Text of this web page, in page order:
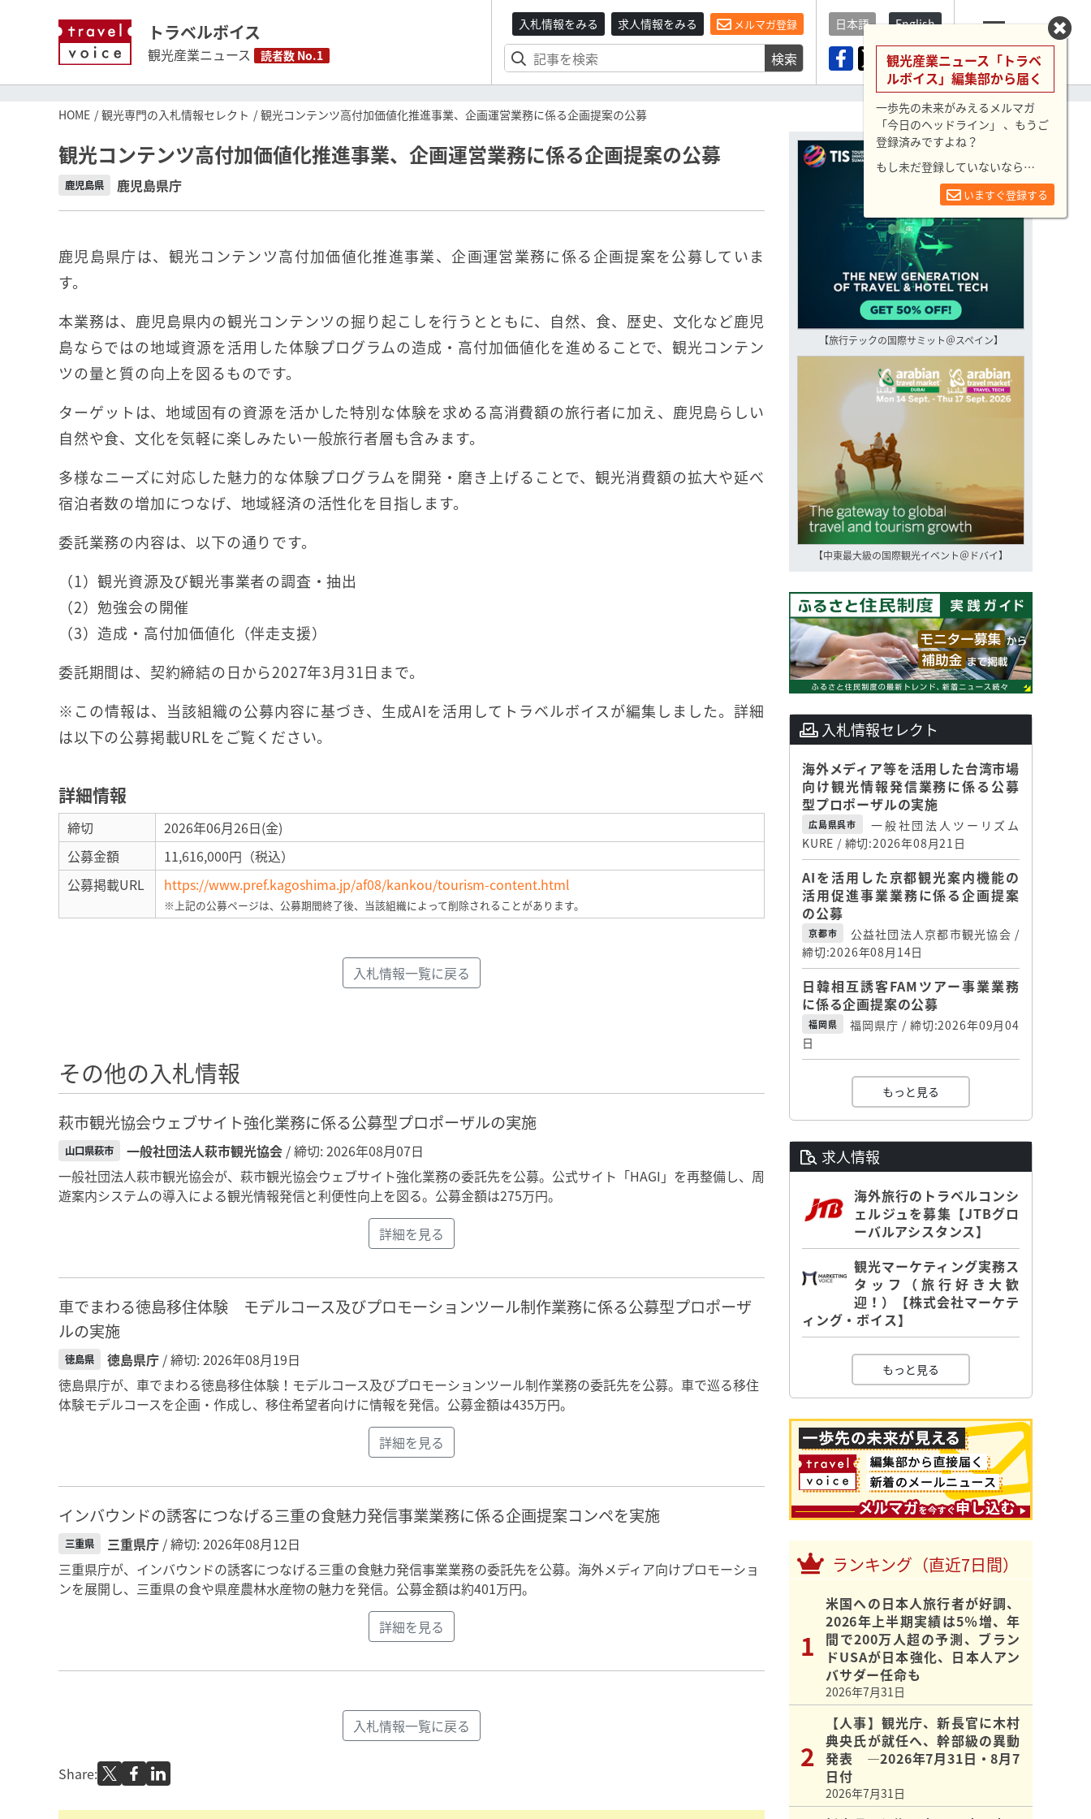
トラベルボイス
観光産業ニュース 読者数 No.1
入札情報をみる 求人情報をみる メルマガ登録
検索
日本語 English
メニュー
HOME 観光専門の入札情報セレクト 観光コンテンツ高付加価値化推進事業、企画運営業務に係る企画提案の公募
観光コンテンツ高付加価値化推進事業、企画運営業務に係る企画提案の公募
鹿児島県 鹿児島県庁
鹿児島県庁は、観光コンテンツ高付加価値化推進事業、企画運営業務に係る企画提案を公募していま
す。
本業務は、鹿児島県内の観光コンテンツの掘り起こしを行うとともに、自然、食、歴史、文化など鹿児
島ならではの地域資源を活用した体験プログラムの造成・高付加価値化を進めることで、観光コンテン
ツの量と質の向上を図るものです。
ターゲットは、地域固有の資源を活かした特別な体験を求める高消費額の旅行者に加え、鹿児島らしい
自然や食、文化を気軽に楽しみたい一般旅行者層も含みます。
多様なニーズに対応した魅力的な体験プログラムを開発・磨き上げることで、観光消費額の拡大や延べ
宿泊者数の増加につなげ、地域経済の活性化を目指します。
委託業務の内容は、以下の通りです。
（1）観光資源及び観光事業者の調査・抽出
（2）勉強会の開催
（3）造成・高付加価値化（伴走支援）
委託期間は、契約締結の日から2027年3月31日まで。
※この情報は、当該組織の公募内容に基づき、生成AIを活用してトラベルボイスが編集しました。詳細
は以下の公募掲載URLをご覧ください。
詳細情報
締切
2026年06月26日(金)
公募金額
11,616,000円（税込）
公募掲載URL
https://www.pref.kagoshima.jp/af08/kankou/tourism-content.html
※上記の公募ページは、公募期間終了後、当該組織によって削除されることがあります。
入札情報一覧に戻る
その他の入札情報
萩市観光協会ウェブサイト強化業務に係る公募型プロポーザルの実施
山口県萩市 一般社団法人萩市観光協会 / 締切: 2026年08月07日
一般社団法人萩市観光協会が、萩市観光協会ウェブサイト強化業務の委託先を公募。公式サイト「HAGI」を再整備し、周
遊案内システムの導入による観光情報発信と利便性向上を図る。公募金額は275万円。
詳細を見る
車でまわる徳島移住体験 モデルコース及びプロモーションツール制作業務に係る公募型プロポーザ
ルの実施
徳島県 徳島県庁 / 締切: 2026年08月19日
徳島県庁が、車でまわる徳島移住体験！モデルコース及びプロモーションツール制作業務の委託先を公募。車で巡る移住
体験モデルコースを企画・作成し、移住希望者向けに情報を発信。公募金額は435万円。
詳細を見る
インバウンドの誘客につなげる三重の食魅力発信事業業務に係る企画提案コンペを実施
三重県 三重県庁 / 締切: 2026年08月12日
三重県庁が、インバウンドの誘客につなげる三重の食魅力発信事業業務の委託先を公募。海外メディア向けプロモーショ
ンを展開し、三重県の食や県産農林水産物の魅力を発信。公募金額は約401万円。
詳細を見る
入札情報一覧に戻る
Share:
【旅行テックの国際サミット＠スペイン】
【中東最大級の国際観光イベント＠ドバイ】
入札情報セレクト
海外メディア等を活用した台湾市場
向け観光情報発信業務に係る公募
型プロポーザルの実施
広島県呉市
一般社団法人ツーリズム
KURE / 締切:2026年08月21日
AIを活用した京都観光案内機能の
活用促進事業業務に係る企画提案
の公募
京都市
公益社団法人京都市観光協会 /
締切:2026年08月14日
日韓相互誘客FAMツアー事業業務
に係る企画提案の公募
福岡県
福岡県庁 / 締切:2026年09月04
日
もっと見る
求人情報
海外旅行のトラベルコンシ
ェルジュを募集【JTBグロ
ーバルアシスタンス】
観光マーケティング実務ス
タッフ（旅行好き大歓
迎！）【株式会社マーケテ
ィング・ボイス】
もっと見る
ランキング（直近7日間）
米国への日本人旅行者が好調、
2026年上半期実績は5％増、年
間で200万人超の予測、ブラン
ドUSAが日本強化、日本人アン
バサダー任命も
2026年7月31日
【人事】観光庁、新長官に木村
典央氏が就任へ、幹部級の異動
発表 ―2026年7月31日・8月7
日付
2026年7月31日
観光産業ニュース「トラベ
ルボイス」編集部から届く
一歩先の未来がみえるメルマガ
「今日のヘッドライン」 、もうご
登録済みですよね？
もし未だ登録していないなら…
いますぐ登録する